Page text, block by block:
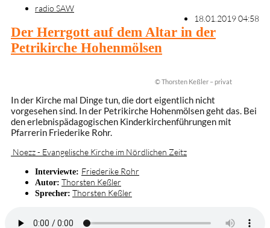
radio SAW
18.01.2019 04:58
Der Herrgott auf dem Altar in der
Petrikirche Hohenmölsen
© Thorsten Keßler – privat
In der Kirche mal Dinge tun, die dort eigentlich nicht
vorgesehen sind. In der Petrikirche Hohenmölsen geht das. Bei
den erlebnispädagogischen Kinderkirchenführungen mit
Pfarrerin Friederike Rohr.
Noezz - Evangelische Kirche im Nördlichen Zeitz
Interviewte: Friederike Rohr
Autor: Thorsten Keßler
Sprecher: Thorsten Keßler